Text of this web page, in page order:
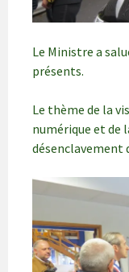
Le Ministre a
présents.
Le thème de la
numérique et de
désenclavement